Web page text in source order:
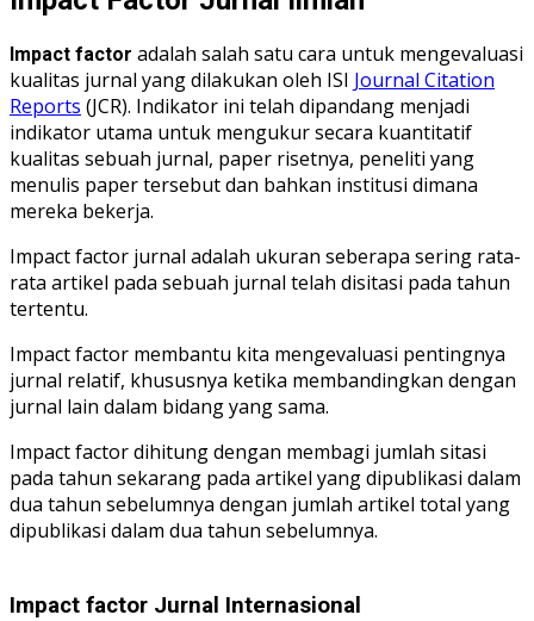
Impact factor adalah salah satu cara untuk mengevaluasi
kualitas jurnal yang dilakukan oleh ISI Journal Citation
Reports (JCR). Indikator ini telah dipandang menjadi
indikator utama untuk mengukur secara kuantitatif
kualitas sebuah jurnal, paper risetnya, peneliti yang
menulis paper tersebut dan bahkan institusi dimana
mereka bekerja.
Impact factor jurnal adalah ukuran seberapa sering rata-
rata artikel pada sebuah jurnal telah disitasi pada tahun
tertentu.
Impact factor membantu kita mengevaluasi pentingnya
jurnal relatif, khususnya ketika membandingkan dengan
jurnal lain dalam bidang yang sama.
Impact factor dihitung dengan membagi jumlah sitasi
pada tahun sekarang pada artikel yang dipublikasi dalam
dua tahun sebelumnya dengan jumlah artikel total yang
dipublikasi dalam dua tahun sebelumnya.
Impact factor Jurnal Internasional